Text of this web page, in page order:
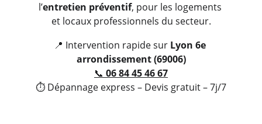
l’entretien préventif, pour les logements
et locaux professionnels du secteur.
📍 Intervention rapide sur Lyon 6e
arrondissement (69006)
📞 06 84 45 46 67
⏱️ Dépannage express – Devis gratuit – 7j/7